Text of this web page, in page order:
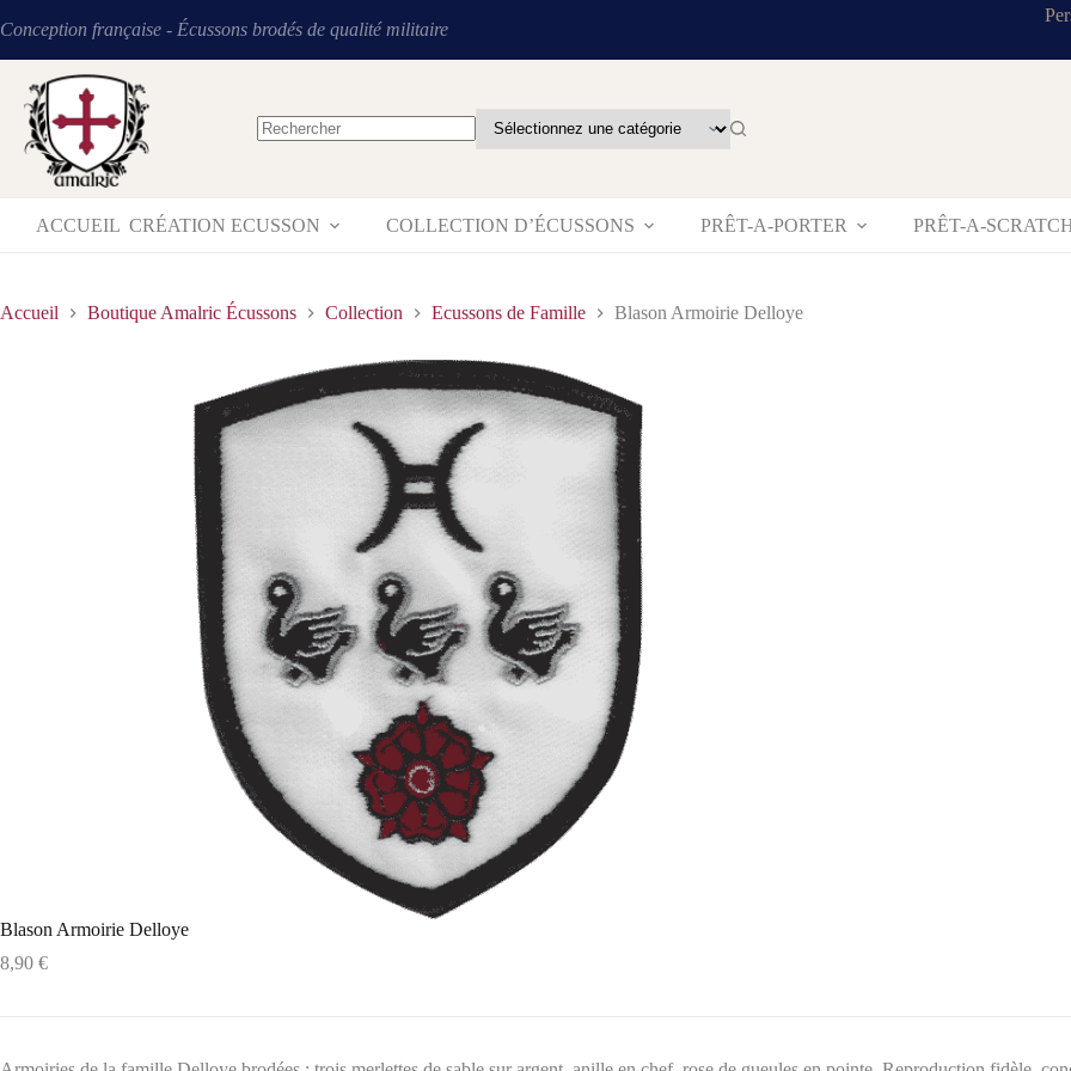
Conception française - Écussons brodés de qualité militaire
ACCUEIL CRÉATION ECUSSON COLLECTION D’ÉCUSSONS PRÊT-A-PORTER PRÊT-A-
Accueil Boutique Amalric Écussons Collection Ecussons de Famille Blason Armoirie Delloye
Blason Armoirie Delloye
8,90 €